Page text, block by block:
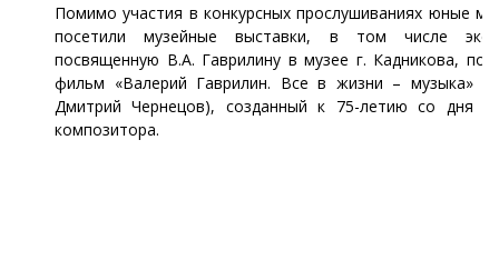
Помимо участия в конкурсных прослушиваниях юные
посетили музейные выставки, в том числе
посвященную В.А. Гаврилину в музее г. Кадникова,
фильм «Валерий Гаврилин. Все в жизни – музыка»
Дмитрий Чернецов), созданный к 75-летию со дня
композитора.